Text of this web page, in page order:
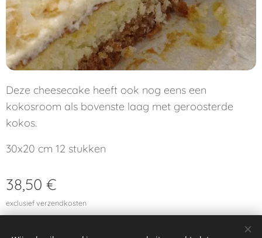
Deze cheesecake heeft ook nog eens een
kokosroom als bovenste laag met geroosterde
kokos.
30x20 cm 12 stukken
38,50 €
exclusief verzendkosten